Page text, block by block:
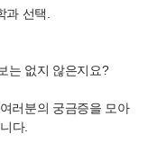
선택.
는 없지 않은지요?
러분의 궁금증을 모아
다.